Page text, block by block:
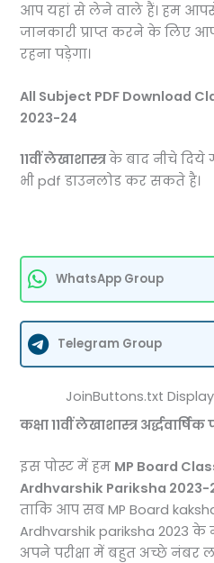
आप यहां से लेने वाले हैं। हम
जानकारी प्राप्त करने के लिए
रहना पड़ेगा।
All Subject PDF Download
2023-24
11वींलेखाशास्त्रके बाद नीचे
भी pdf डाउनलोड कर सकते है।
WhatsApp Group
Telegram Group
JoinButtons.txt
कक्षा 11वीं लेखाशास्त्र
इस पोस्ट में हम MP Board
Ardhvarshik Pariksha 2023-
ताकि आप सब MP Board
Ardhvarshik pariksha 2023
अपने परीक्षा में बहुत अच्छे नंबर